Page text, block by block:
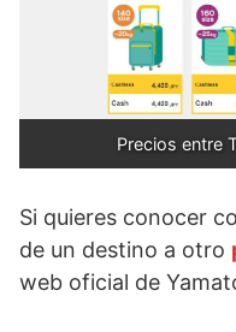
Precios entre
Si quieres conocer
de un destino a otro
web oficial de